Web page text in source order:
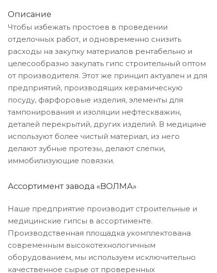
Описание
Чтобы избежать простоев в проведении
отделочных работ, и одновременно снизить
расходы на закупку материалов рентабельно и
целесообразно закупать гипс строительный оптом
от производителя. Этот же принцип актуален и для
предприятий, производящих керамическую
посуду, фарфоровые изделия, элементы для
тампонирования и изоляции нефтескважин,
деталей перекрытий, других изделий. В медицине
используют более чистый материал, из него
делают зубные протезы, делают слепки,
иммобилизующие повязки.
Ассортимент завода «ВОЛМА»
Наше предприятие производит строительные и
медицинские гипсы в ассортименте.
Производственная площадка укомплектована
современным высокотехнологичным
оборудованием, мы используем исключительно
качественное сырье от проверенных